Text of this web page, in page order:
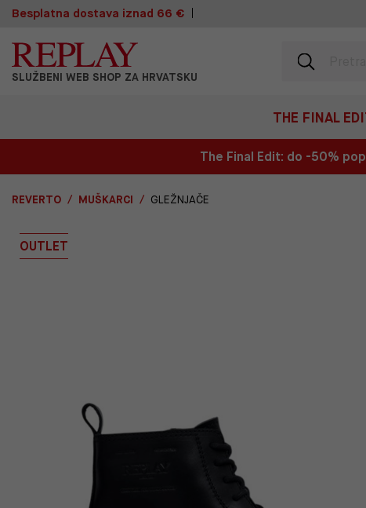
Besplatna dostava iznad 66 €
SLUŽBENI WEB SHOP ZA HRVATSKU
THE FINAL
The Final Edit: do -50%
REVERTO MUŠKARCI GLEŽNJAČE
OUTLET